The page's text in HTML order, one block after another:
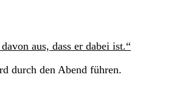
aus, dass er dabei ist.“
durch den Abend führen.